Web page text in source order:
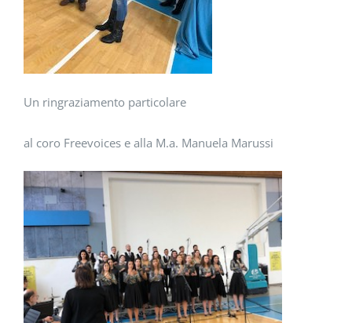
Un ringraziamento particolare
al coro Freevoices e alla M.a. Manuela Marussi